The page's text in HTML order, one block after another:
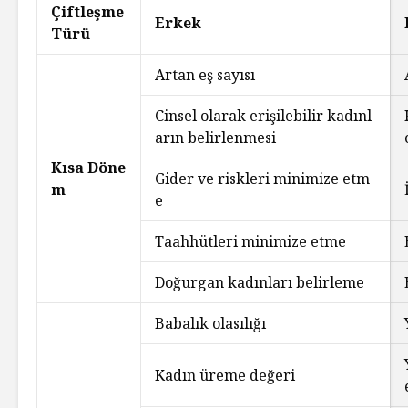
Çiftleşme
Türü
Erkek
Kısa Döne
m
Artan eş sayısı
Cinsel olarak erişilebilir kadınl
arın belirlenmesi
Gider ve riskleri minimize etm
e
Taahhütleri minimize etme
Doğurgan kadınları belirleme
Babalık olasılığı
Kadın üreme değeri